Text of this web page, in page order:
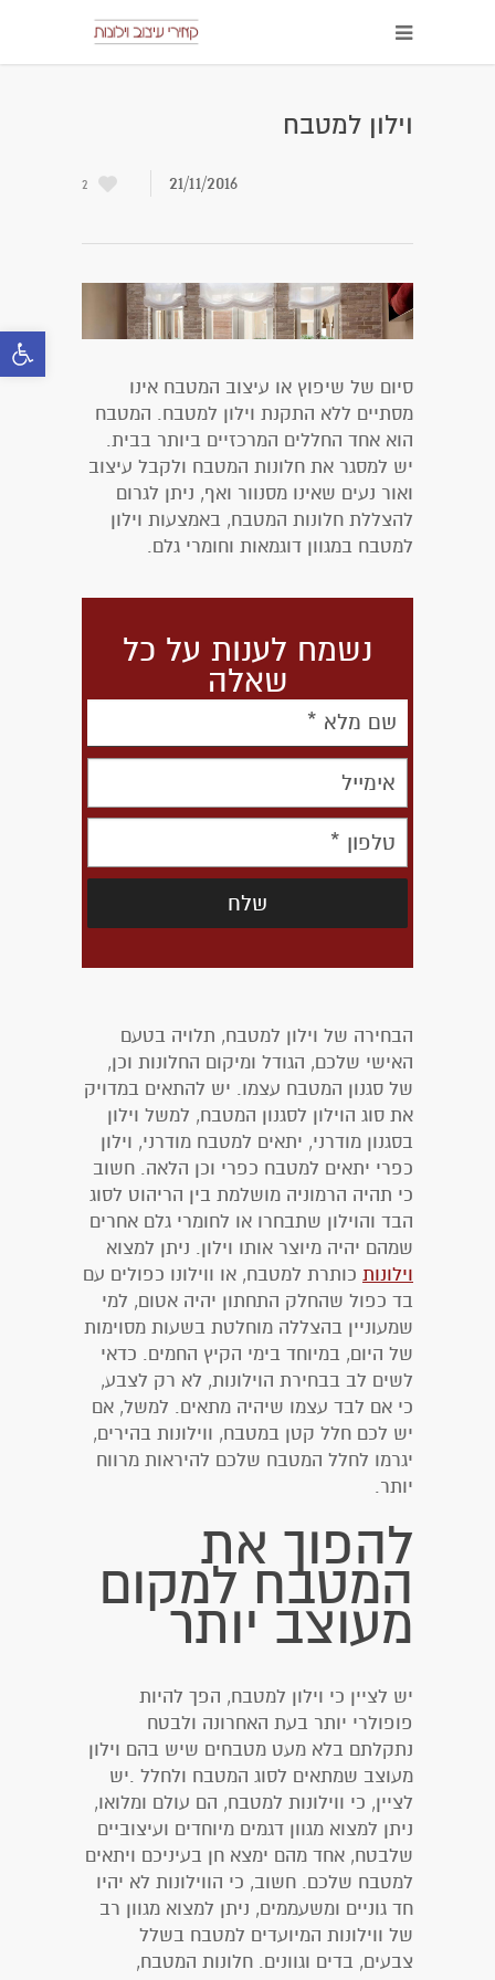
וילון למטבח
2 21/11/2016
סיום של שיפוץ או עיצוב המטבח אינו
מסתיים ללא התקנת וילון למטבח. המטבח
הוא אחד החללים המרכזיים ביותר בבית.
יש למסגר את חלונות המטבח ולקבל עיצוב
ואור נעים שאינו מסנוור ואף, ניתן לגרום
להצללת חלונות המטבח, באמצעות וילון
למטבח במגוון דוגמאות וחומרי גלם.
נשמח לענות על כל
שאלה
הבחירה של וילון למטבח, תלויה בטעם
האישי שלכם, הגודל ומיקום החלונות וכן,
של סגנון המטבח עצמו. יש להתאים במדויק
את סוג הוילון לסגנון המטבח, למשל וילון
בסגנון מודרני, יתאים למטבח מודרני, וילון
כפרי יתאים למטבח כפרי וכן הלאה. חשוב
כי תהיה הרמוניה מושלמת בין הריהוט לסוג
הבד והוילון שתבחרו או לחומרי גלם אחרים
שמהם יהיה מיוצר אותו וילון. ניתן למצוא
וילונות כותרת למטבח, או ווילונו כפולים עם
בד כפול שהחלק התחתון יהיה אטום, למי
שמעוניין בהצללה מוחלטת בשעות מסוימות
של היום, במיוחד בימי הקיץ החמים. כדאי
לשים לב בבחירת הוילונות, לא רק לצבע,
כי אם לבד עצמו שיהיה מתאים. למשל, אם
יש לכם חלל קטן במטבח, ווילונות בהירים,
יגרמו לחלל המטבח שלכם להיראות מרווח
יותר.
להפוך את
המטבח למקום
מעוצב יותר
יש לציין כי וילון למטבח, הפך להיות
פופולרי יותר בעת האחרונה ולבטח
נתקלתם בלא מעט מטבחים שיש בהם וילון
מעוצב שמתאים לסוג המטבח ולחלל .יש
לציין, כי ווילונות למטבח, הם עולם ומלואו,
ניתן למצוא מגוון דגמים מיוחדים ועיצוביים
שלבטח, אחד מהם ימצא חן בעיניכם ויתאים
למטבח שלכם. חשוב, כי הווילונות לא יהיו
חד גוניים ומשעממים, ניתן למצוא מגוון רב
של ווילונות המיועדים למטבח בשלל
צבעים, בדים וגוונים. חלונות המטבח,